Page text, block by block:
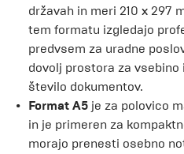
državah in meri 210 x 297
tem formatu izgledajo
predvsem za uradne
dovolj prostora za
število dokumentov.
Format A5 je za polovico
in je primeren za
morajo prenesti osebno